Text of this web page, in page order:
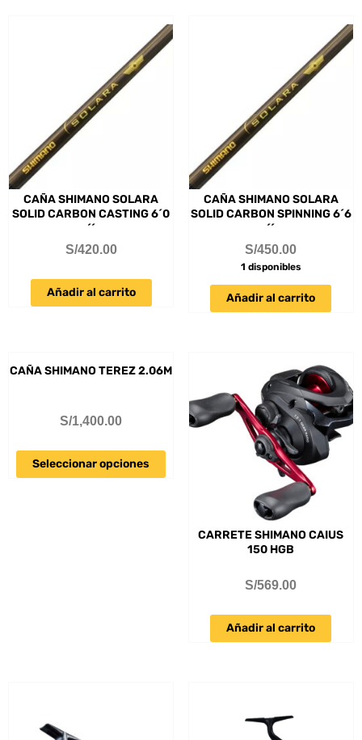
CAÑA SHIMANO SOLARA
SOLID CARBON CASTING 6´0
´´
S/420.00
Añadir al carrito
CAÑA SHIMANO SOLARA
SOLID CARBON SPINNING 6´6
´´
S/450.00
1 disponibles
Añadir al carrito
CAÑA SHIMANO TEREZ 2.06M
S/1,400.00
Seleccionar opciones
CARRETE SHIMANO CAIUS
150 HGB
S/569.00
Añadir al carrito